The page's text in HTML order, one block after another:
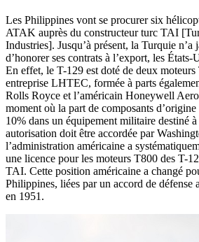
Les Philippines vont se procurer six
ATAK auprès du constructeur turc TAI
Industries]. Jusqu’à présent, la Turquie n’a
d’honorer ses contrats à l’export, les États-
En effet, le T-129 est doté de deux
entreprise LHTEC, formée à parts
Rolls Royce et l’américain Honeywell
moment où la part de composants d’origine
10% dans un équipement militaire destiné
autorisation doit être accordée par
l’administration américaine a
une licence pour les moteurs T800 des T-
TAI. Cette position américaine a changé
Philippines, liées par un accord de défense
en 1951.